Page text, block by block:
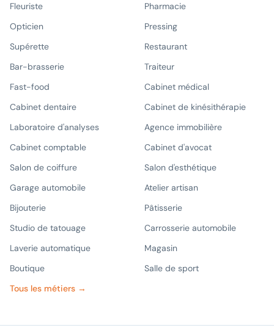
Fleuriste
Pharmacie
Opticien
Pressing
Supérette
Restaurant
Bar-brasserie
Traiteur
Fast-food
Cabinet médical
Cabinet dentaire
Cabinet de kinésithérapie
Laboratoire d'analyses
Agence immobilière
Cabinet comptable
Cabinet d'avocat
Salon de coiffure
Salon d'esthétique
Garage automobile
Atelier artisan
Bijouterie
Pâtisserie
Studio de tatouage
Carrosserie automobile
Laverie automatique
Magasin
Boutique
Salle de sport
Tous les métiers →